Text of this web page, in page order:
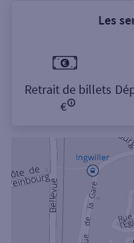
Les
Retrait de billets
€